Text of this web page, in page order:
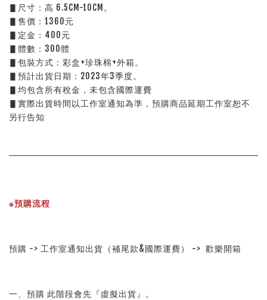
▋尺寸：高 6.5CM-10CM。
▋售價：1360元
▋定金：400元
▋體數：300體
▋包裝方式：彩盒+珍珠棉+外箱。
▋預計出貨日期：2023年3季度。
▋均包含所有稅金，未包含國際運費
▋實際出貨時間以工作室通知為準，預購商品延期工作室恕不
另行告知
※預購流程
預購 -> 工作室通知出貨（補尾款&國際運費） ->  歡樂開箱
一、預購 此階段會先『虛擬出貨』。